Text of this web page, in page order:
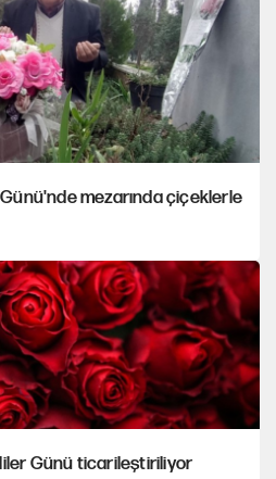
mezarında çiçeklerle
Günü ticarileştiriliyor